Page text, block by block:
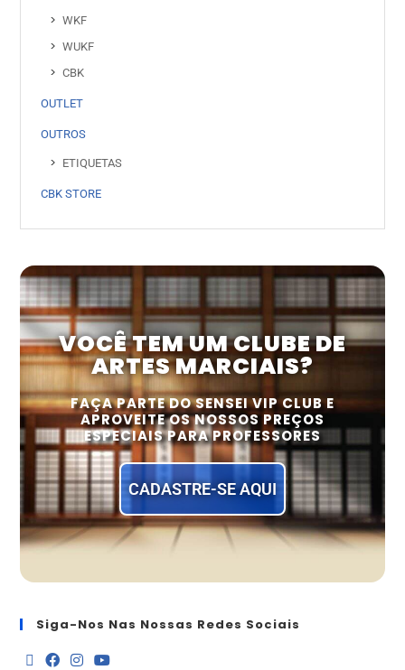
WKF
WUKF
CBK
OUTLET
OUTROS
ETIQUETAS
CBK STORE
VOCÊ TEM UM CLUBE DE
ARTES MARCIAIS?
FAÇA PARTE DO SENSEI VIP CLUB E
APROVEITE OS NOSSOS PREÇOS
ESPECIAIS PARA PROFESSORES
CADASTRE-SE AQUI
Siga-Nos Nas Nossas Redes Sociais